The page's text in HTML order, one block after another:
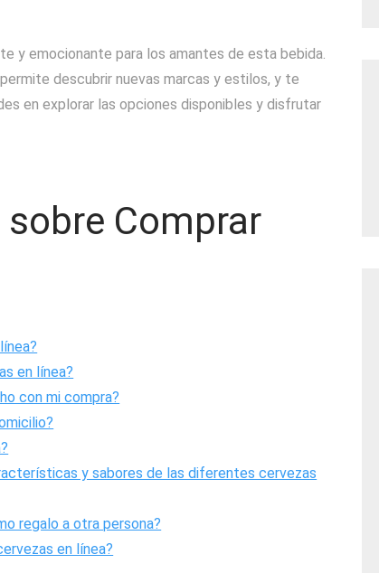
y emocionante para los amantes de esta bebida.
descubrir nuevas marcas y estilos, y te
en explorar las opciones disponibles y disfrutar
Comprar
en línea?
con mi compra?
y sabores de las diferentes cervezas
regalo a otra persona?
en línea?